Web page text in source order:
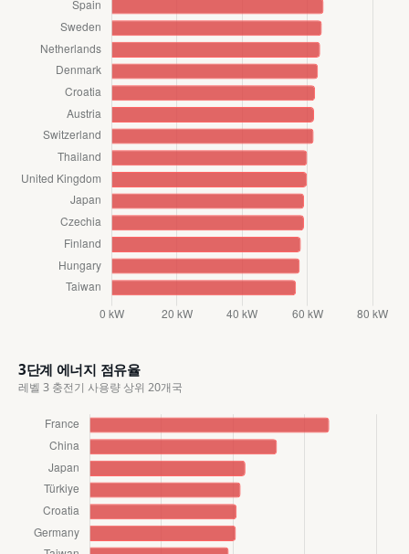
3단계 에너지 점유율
레벨 3 충전기 사용량 상위 20개국